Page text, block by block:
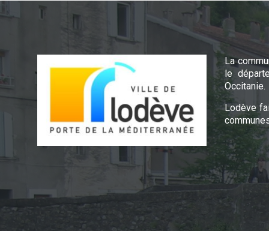
La
le
Occitanie.
Lodève